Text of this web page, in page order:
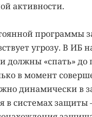
активности.
программы
угрозу. В
должны «спать»
в момент
динамически в
в системах